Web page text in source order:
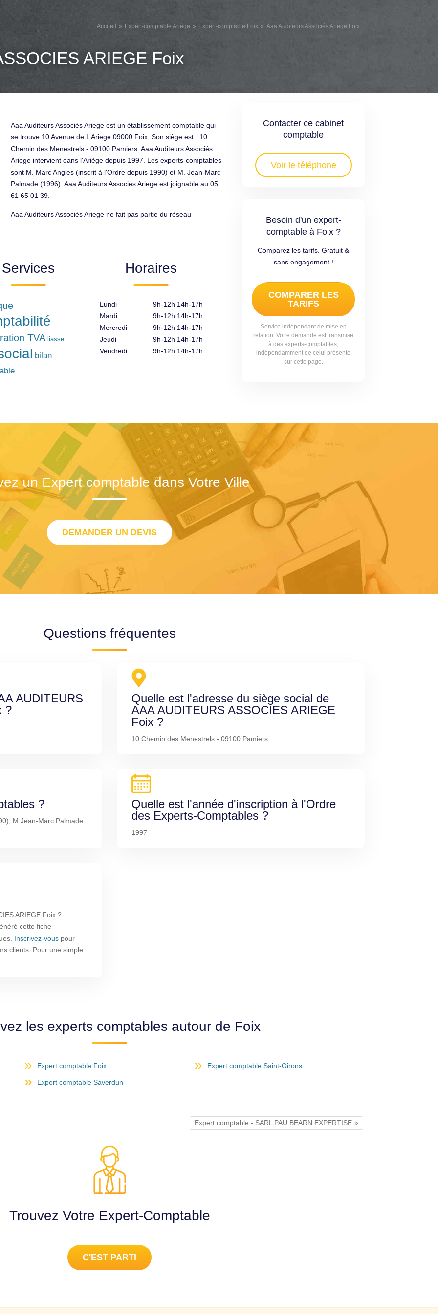
Accueil Expert-comptable Ariège Expert-comptable Foix Aaa Auditeurs Associés Ariege Foix
ARIEGE Foix
Contacter ce cabinet
comptable
Voir le téléphone
Besoin d'un expert-
comptable à Foix ?
Comparez les tarifs. Gratuit &
sans engagement !
COMPARER LES
TARIFS
Service indépendant de mise en
relation. Votre demande est transmise
à des experts-comptables,
indépendamment de celui présenté
sur cette page.
Aaa Auditeurs Associés Ariege est un établissement comptable qui
se trouve 10 Avenue de L Ariege 09000 Foix. Son siège est : 10
Chemin des Menestrels - 09100 Pamiers. Aaa Auditeurs Associés
Ariege intervient dans l'Ariège depuis 1997. Les experts-comptables
sont M. Marc Angles (inscrit à l'Ordre depuis 1990) et M. Jean-Marc
Palmade (1996). Aaa Auditeurs Associés Ariege est joignable au 05
61 65 01 39.
Aaa Auditeurs Associés Ariege ne fait pas partie du réseau
Services
TVA liasse
bilan
Horaires
Lundi
Mardi
Mercredi
Jeudi
Vendredi
9h-12h 14h-17h
9h-12h 14h-17h
9h-12h 14h-17h
9h-12h 14h-17h
9h-12h 14h-17h
un Expert comptable dans Votre Ville
DEMANDER UN DEVIS
Questions fréquentes
AUDITEURS
?
Quelle est l'adresse du siège social de
AAA AUDITEURS ASSOCIES ARIEGE
Foix ?
10 Chemin des Menestrels - 09100 Pamiers
?
M Jean-Marc Palmade
Quelle est l'année d'inscription à l'Ordre
des Experts-Comptables ?
1997
ARIEGE Foix ?
cette fiche
Inscrivez-vous pour
clients. Pour une simple
les experts comptables autour de Foix
Expert comptable Foix Expert comptable Saint-Girons
Expert comptable Saverdun
Expert comptable - SARL PAU BEARN EXPERTISE
Trouvez Votre Expert-Comptable
C'EST PARTI